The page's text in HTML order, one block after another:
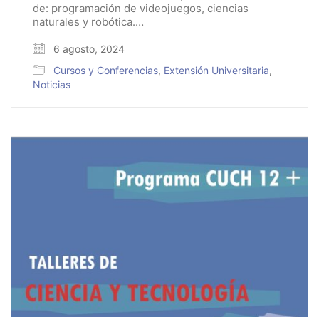
de: programación de videojuegos, ciencias
naturales y robótica.…
6 agosto, 2024
Cursos y Conferencias, Extensión Universitaria,
Noticias